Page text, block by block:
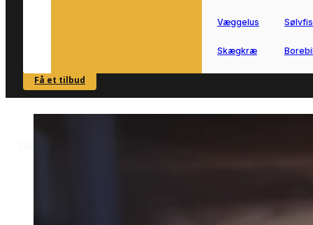
SE OVERSIGT
Væggelus
Skægkræ
Få et tilbud
Hvepsebekæmpelse i Køge
Hvepsebekæmpelse i Køge hjælper dig